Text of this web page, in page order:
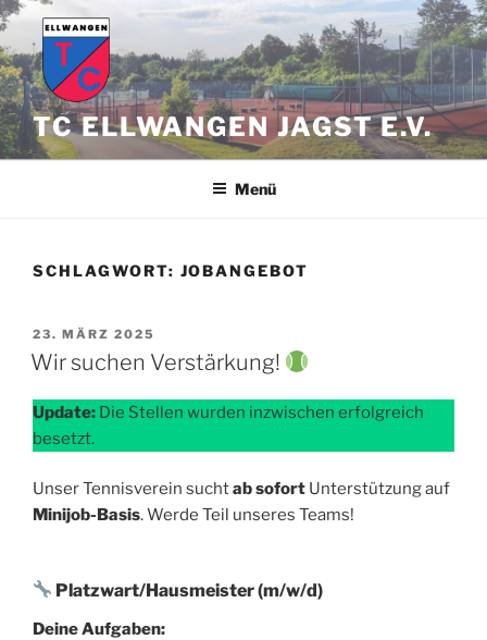
Zum
Inhalt
springen
TC ELLWANGEN JAGST E.V.
Menü
SCHLAGWORT: JOBANGEBOT
VERÖFFENTLICHT
AM
23. MÄRZ 2025
Wir suchen Verstärkung!
Update: Die Stellen wurden inzwischen erfolgreich
besetzt.
Unser Tennisverein suchtab sofort Unterstützung auf
Minijob-Basis. Werde Teil unseres Teams!
Platzwart/Hausmeister (m/w/d)
Deine Aufgaben: